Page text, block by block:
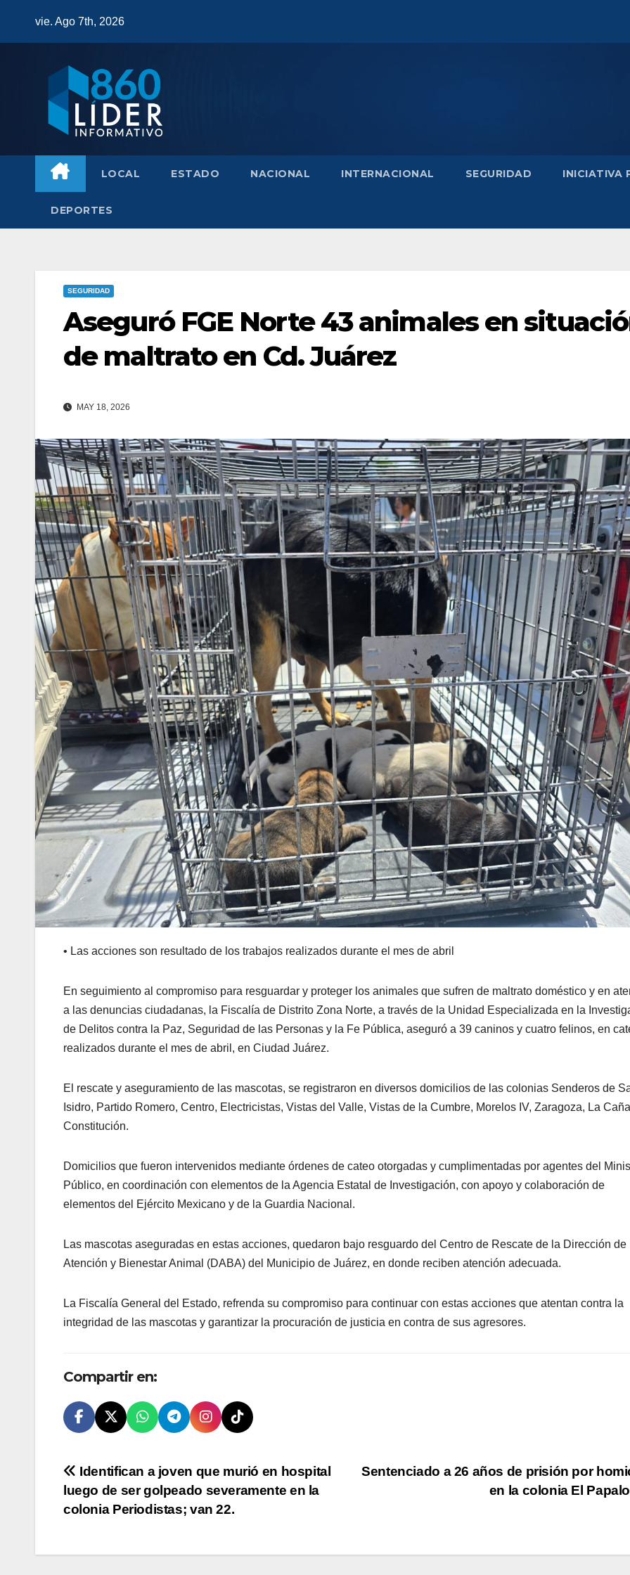
vie. Ago 7th, 2026
LOCAL ESTADO NACIONAL INTERNACIONAL SEGURIDAD INICIATIVA
DEPORTES
SEGURIDAD
Aseguró FGE Norte 43 animales en
de maltrato en Cd. Juárez
MAY 18, 2026
• Las acciones son resultado de los trabajos realizados durante el mes de abril
En seguimiento al compromiso para resguardar y proteger los animales que sufren de maltrato doméstico y en
a las denuncias ciudadanas, la Fiscalía de Distrito Zona Norte, a través de la Unidad Especializada en la
de Delitos contra la Paz, Seguridad de las Personas y la Fe Pública, aseguró a 39 caninos y cuatro felinos, en
realizados durante el mes de abril, en Ciudad Juárez.
El rescate y aseguramiento de las mascotas, se registraron en diversos domicilios de las colonias Senderos de
Isidro, Partido Romero, Centro, Electricistas, Vistas del Valle, Vistas de la Cumbre, Morelos IV, Zaragoza, La
Constitución.
Domicilios que fueron intervenidos mediante órdenes de cateo otorgadas y cumplimentadas por agentes del
Público, en coordinación con elementos de la Agencia Estatal de Investigación, con apoyo y colaboración de
elementos del Ejército Mexicano y de la Guardia Nacional.
Las mascotas aseguradas en estas acciones, quedaron bajo resguardo del Centro de Rescate de la Dirección de
Atención y Bienestar Animal (DABA) del Municipio de Juárez, en donde reciben atención adecuada.
La Fiscalía General del Estado, refrenda su compromiso para continuar con estas acciones que atentan contra la
integridad de las mascotas y garantizar la procuración de justicia en contra de sus agresores.
Compartir en:
Navegación
de
Sentenciado a 26 años de prisión por
en la colonia El
Identifican a joven que murió en hospital
luego de ser golpeado severamente en la
colonia Periodistas; van 22.